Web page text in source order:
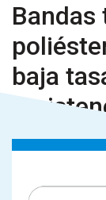
baja
grasas